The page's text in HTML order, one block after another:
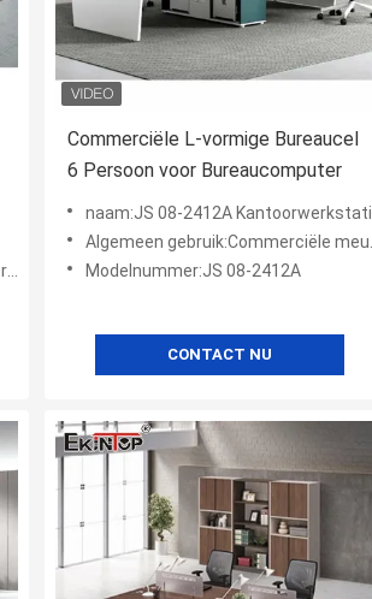
Commerciële L-vormige Bureaucel
6 Persoon voor Bureaucomputer
naam:JS 08-2412A Kantoorwerkstation
Algemeen gebruik:Commerciële meubels
Modelnummer:JS 08-2412A
CONTACT NU